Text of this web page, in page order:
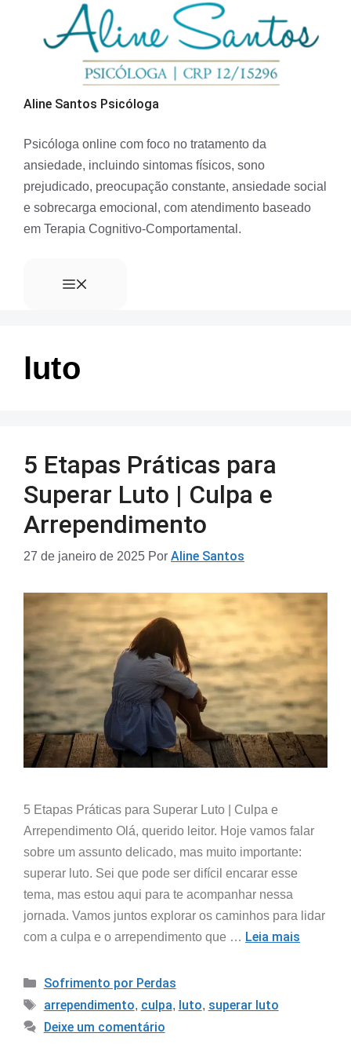
Aline Santos Psicóloga
Psicóloga online com foco no tratamento da
ansiedade, incluindo sintomas físicos, sono
prejudicado, preocupação constante, ansiedade social
e sobrecarga emocional, com atendimento baseado
em Terapia Cognitivo-Comportamental.
luto
5 Etapas Práticas para
Superar Luto | Culpa e
Arrependimento
27 de janeiro de 2025 Por Aline Santos
5 Etapas Práticas para Superar Luto | Culpa e
Arrependimento Olá, querido leitor. Hoje vamos falar
sobre um assunto delicado, mas muito importante:
superar luto. Sei que pode ser difícil encarar esse
tema, mas estou aqui para te acompanhar nessa
jornada. Vamos juntos explorar os caminhos para lidar
com a culpa e o arrependimento que … Leia mais
Sofrimento por Perdas
arrependimento, culpa, luto, superar luto
Deixe um comentário